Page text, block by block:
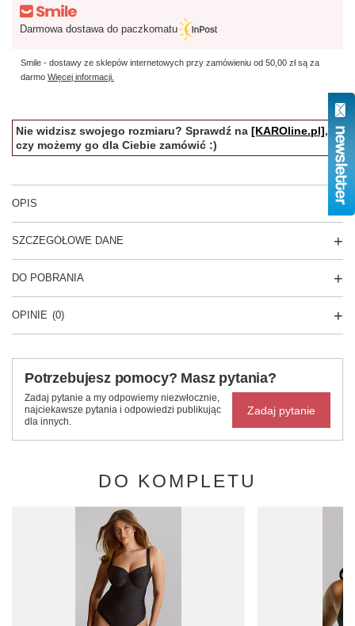
Darmowa dostawa do paczkomatu
Smile - dostawy ze sklepów internetowych przy zamówieniu od 50,00 złsą za
darmo Więcej informacji.
Nie widzisz swojego rozmiaru? Sprawdź na [KAROline.pl],
czy możemy go dla Ciebie zamówić :)
OPIS
SZCZEGÓŁOWE DANE
DO POBRANIA
OPINIE (0)
Potrzebujesz pomocy? Masz pytania?
Zadaj pytanie a my odpowiemy niezwłocznie,
najciekawsze pytania i odpowiedzi publikując
dla innych.
Zadaj pytanie
DO KOMPLETU